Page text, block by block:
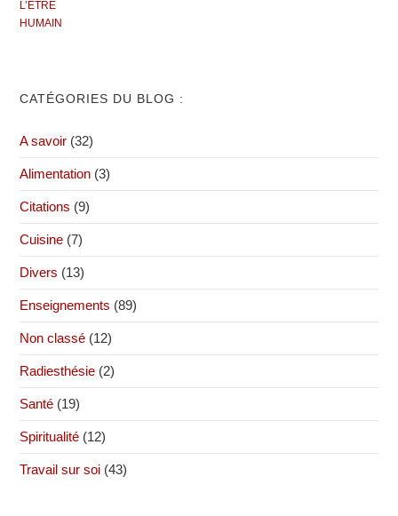
CATÉGORIES DU BLOG :
A savoir (32)
Alimentation (3)
Citations (9)
Cuisine (7)
Divers (13)
Enseignements (89)
Non classé (12)
Radiesthésie (2)
Santé (19)
Spiritualité (12)
Travail sur soi (43)